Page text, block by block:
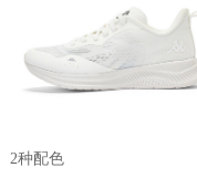
2种配色